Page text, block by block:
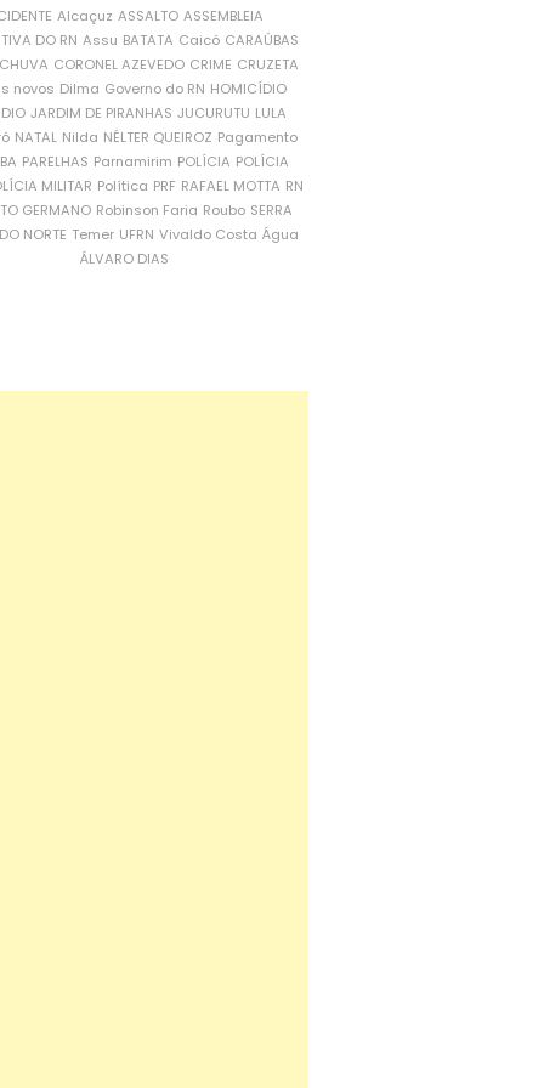
Alcaçuz ASSALTO ASSEMBLEIA
DO RN Assu BATATA Caicó CARAÚBAS
CORONEL AZEVEDO CRIME CRUZETA
novos Dilma Governo do RN HOMICÍDIO
JARDIM DE PIRANHAS JUCURUTU LULA
NATAL Nilda NÉLTER QUEIROZ Pagamento
PARELHAS Parnamirim POLÍCIA POLÍCIA
MILITAR Política PRF RAFAEL MOTTA RN
GERMANO Robinson Faria Roubo SERRA
NORTE Temer UFRN Vivaldo Costa Água
ÁLVARO DIAS